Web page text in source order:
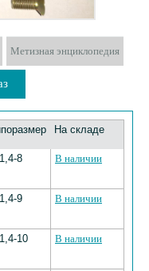
Метизная энциклопедия
На складе
8 В наличии
9 В наличии
10 В наличии